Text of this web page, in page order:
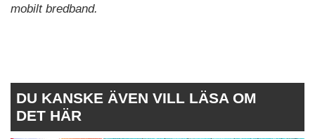
mobilt bredband.
DU KANSKE ÄVEN VILL LÄSA OM
DET HÄR